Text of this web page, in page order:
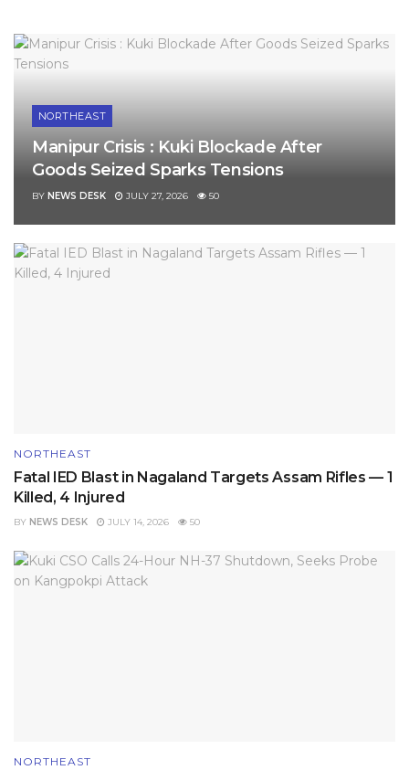
NORTHEAST
Manipur Crisis : Kuki Blockade After
Goods Seized Sparks Tensions
BY NEWS DESK JULY 27, 2026 50
NORTHEAST
Fatal IED Blast in Nagaland Targets Assam Rifles — 1
Killed, 4 Injured
BY NEWS DESK JULY 14, 2026 50
NORTHEAST